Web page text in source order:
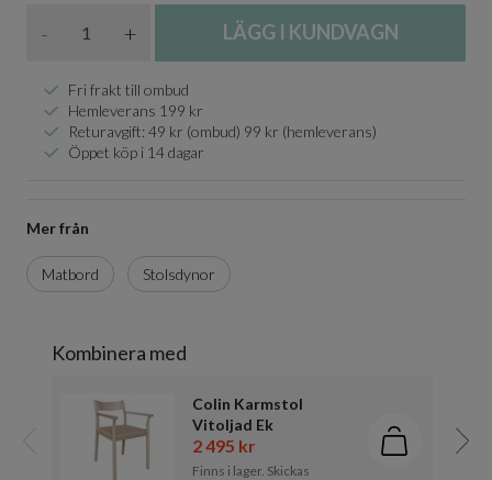
- + LÄGG I KUNDVAGN
Fri frakt till ombud
Hemleverans 199 kr
Returavgift: 49 kr (ombud) 99 kr (hemleverans)
Öppet köp i 14 dagar
Mer från
Matbord Stolsdynor
Kombinera med
Colin Karmstol
Vitoljad Ek
2 495 kr
Finns i lager. Skickas
Lägg i
Föregående